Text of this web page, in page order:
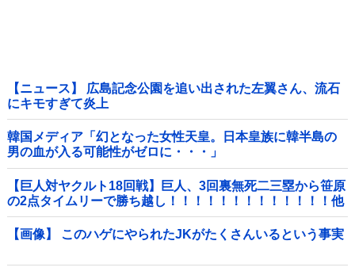
【ニュース】 広島記念公園を追い出された左翼さん、流石
にキモすぎて炎上
韓国メディア「幻となった女性天皇。日本皇族に韓半島の
男の血が入る可能性がゼロに・・・」
【巨人対ヤクルト18回戦】巨人、3回裏無死二三塁から笹原
の2点タイムリーで勝ち越し！！！！！！！！！！！！！他
【画像】 このハゲにやられたJKがたくさんいるという事実